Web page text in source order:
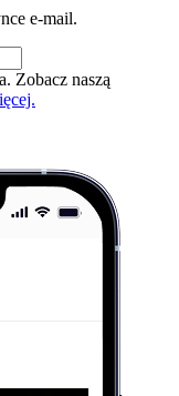
e-mail.
Zobacz naszą